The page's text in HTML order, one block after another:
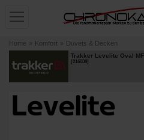
Home » Komfort » Duvets & Decken
Trakker Levelite Oval
[216008]